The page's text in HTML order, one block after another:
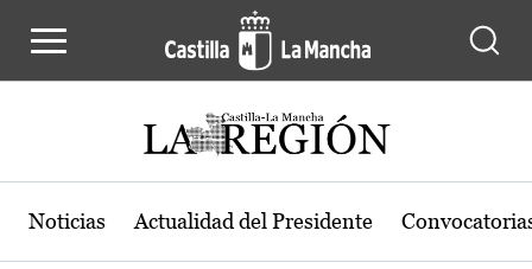
Actualidad de la región de Castilla-
Noticias Actualidad del Presidente